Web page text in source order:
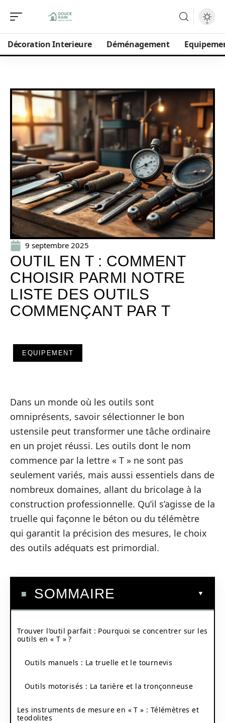
Décoration Interieure Déménagement
9 septembre 2025
OUTIL EN T : COMMENT
CHOISIR PARMI NOTRE
LISTE DES OUTILS
COMMENÇANT PAR T
EQUIPEMENT
Dans un monde où les outils sont
omniprésents, savoir sélectionner le bon
ustensile peut transformer une tâche ordinaire
en un projet réussi. Les outils dont le nom
commence par la lettre « T » ne sont pas
seulement variés, mais aussi essentiels dans de
nombreux domaines, allant du bricolage à la
construction professionnelle. Qu’il s’agisse de la
truelle qui façonne le béton ou du télémètre
qui garantit la précision des mesures, le choix
des outils adéquats est primordial.
SOMMAIRE
Trouver l’outil parfait : Pourquoi se concentrer sur les
outils en « T » ?
Outils manuels : La truelle et le tournevis
Outils motorisés : La tarière et la tronçonneuse
Les instruments de mesure en « T » : Télémètres et
teodolites